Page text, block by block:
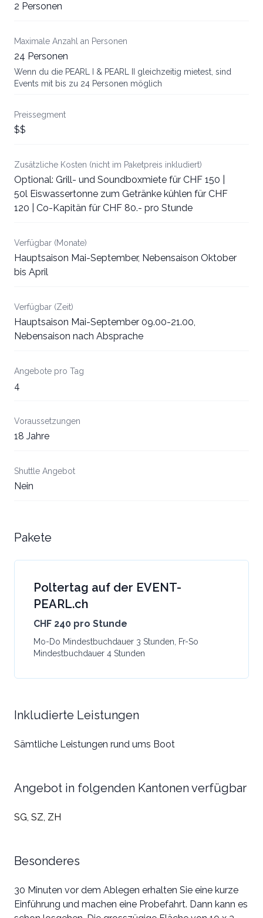
2 Personen
Maximale Anzahl an Personen
24 Personen
Wenn du die PEARL I & PEARL II gleichzeitig mietest, sind
Events mit bis zu 24 Personen möglich
Preissegment
$$
Zusätzliche Kosten (nicht im Paketpreis inkludiert)
Optional: Grill- und Soundboxmiete für CHF 150 |
50l Eiswassertonne zum Getränke kühlen für CHF
120 | Co-Kapitän für CHF 80.- pro Stunde
Verfügbar (Monate)
Hauptsaison Mai-September, Nebensaison Oktober
bis April
Verfügbar (Zeit)
Hauptsaison Mai-September 09.00-21.00,
Nebensaison nach Absprache
Angebote pro Tag
4
Voraussetzungen
18 Jahre
Shuttle Angebot
Nein
Pakete
Poltertag auf der EVENT-
PEARL.ch
CHF 240 pro Stunde
Mo-Do Mindestbuchdauer 3 Stunden, Fr-So
Mindestbuchdauer 4 Stunden
Inkludierte Leistungen
Sämtliche Leistungen rund ums Boot
Angebot in folgenden Kantonen verfügbar
SG, SZ, ZH
Besonderes
30 Minuten vor dem Ablegen erhalten Sie eine kurze
Einführung und machen eine Probefahrt. Dann kann es